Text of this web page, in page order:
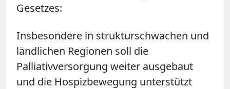
Gesetzes:
Insbesondere in strukturschwachen und
ländlichen Regionen soll die
Palliativversorgung weiter ausgebaut
und die Hospizbewegung unterstützt